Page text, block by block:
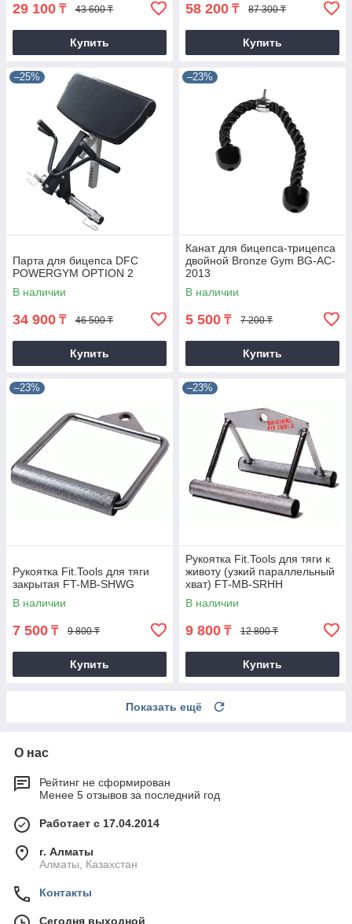
29 100 ₸ 43 600 ₸
Купить
58 200 ₸ 87 300 ₸
Купить
–25%
Парта для бицепса DFC
POWERGYM OPTION 2
В наличии
34 900 ₸ 46 500 ₸
Купить
–23%
Канат для бицепса-трицепса
двойной Bronze Gym BG-AC-
2013
В наличии
5 500 ₸ 7 200 ₸
Купить
–23%
Рукоятка Fit.Tools для тяги
закрытая FT-MB-SHWG
В наличии
7 500 ₸ 9 800 ₸
Купить
–23%
Рукоятка Fit.Tools для тяги к
животу (узкий параллельный
хват) FT-MB-SRHH
В наличии
9 800 ₸ 12 800 ₸
Купить
Показать ещё
О нас
Рейтинг не сформирован
Менее 5 отзывов за последний год
Работает с 17.04.2014
г. Алматы
Алматы, Казахстан
Контакты
Сегодня выходной